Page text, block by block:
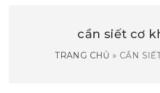
cần siết cơ
TRANG CHỦ » CẦN